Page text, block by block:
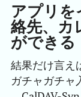
アプリ
絡先、カ
ができる
結果だけ言え
ガチャガチャ